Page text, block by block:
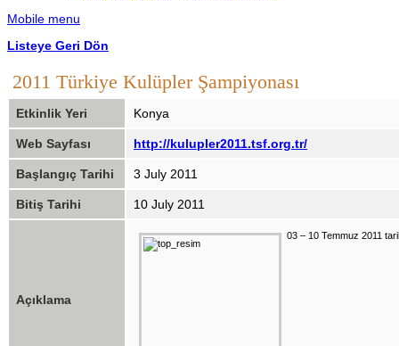
Mobile menu
Listeye Geri Dön
2011 Türkiye Kulüpler Şampiyonası
Etkinlik Yeri Konya
Web Sayfası http://kulupler2011.tsf.org.tr/
Başlangıç Tarihi 3 July 2011
Bitiş Tarihi 10 July 2011
Açıklama
03 – 10 Temmuz 2011